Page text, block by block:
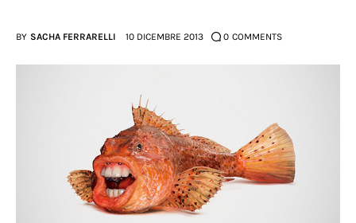
Glossario
NCMarketing
Partner
BY SACHA FERRARELLI 10 DICEMBRE 2013 0 COMMENTS